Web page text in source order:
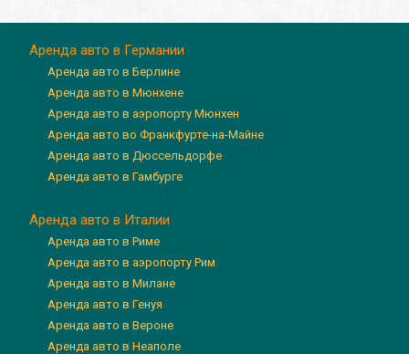
Аренда авто в Германии
Аренда авто в Берлине
Аренда авто в Мюнхене
Аренда авто в аэропорту Мюнхен
Аренда авто во Франкфурте-на-Майне
Аренда авто в Дюссельдорфе
Аренда авто в Гамбурге
Аренда авто в Италии
Аренда авто в Риме
Аренда авто в аэропорту Рим
Аренда авто в Милане
Аренда авто в Генуя
Аренда авто в Вероне
Аренда авто в Неаполе